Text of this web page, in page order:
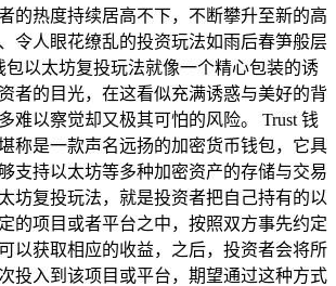
的热度持续居高不下，不断攀升至新的高
令人眼花缭乱的投资玩法如雨后春笋般层
包以太坊复投玩法就像一个精心包装的诱
者的目光，在这看似充满诱惑与美好的背
难以察觉却又极其可怕的风险。 Trust 钱
称是一款声名远扬的加密货币钱包，它具
支持以太坊等多种加密资产的存储与交易
坊复投玩法，就是投资者把自己持有的以
的项目或者平台之中，按照双方事先约定
以获取相应的收益，之后，投资者会将所
投入到该项目或平台，期望通过这种方式